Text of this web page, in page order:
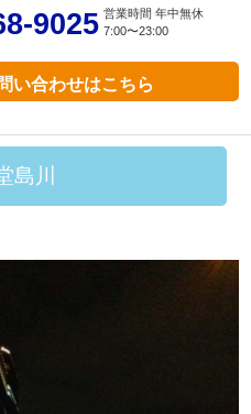
9025 営業時間 年中無休
7:00〜23:00
い合わせはこちら
島川